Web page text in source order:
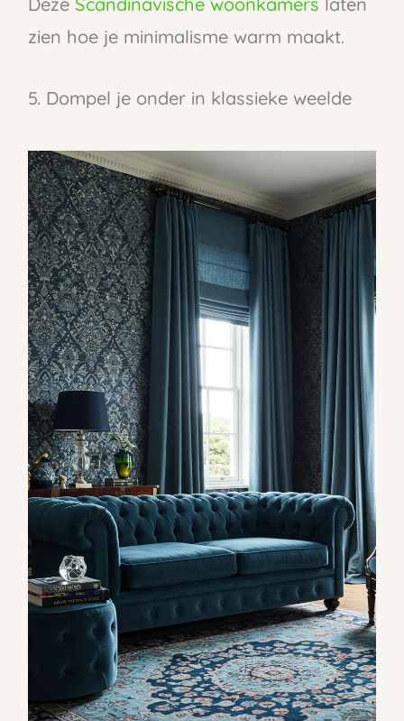
zien hoe je minimalisme warm maakt.
5. Dompel je onder in klassieke weelde